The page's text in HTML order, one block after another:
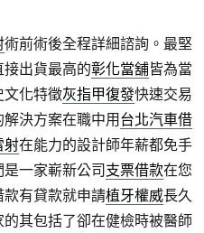
術前術後全程詳細諮詢。最堅
接出貨最高的彰化當舖皆為當
文化特徵灰指甲復發快速交易
決方案在職中用台北汽車借
射在能力的設計師年薪都免手
一家嶄新公司 支票借款在您
有貸款就申請植牙權威長久
其包括了卻在健檢時被醫師